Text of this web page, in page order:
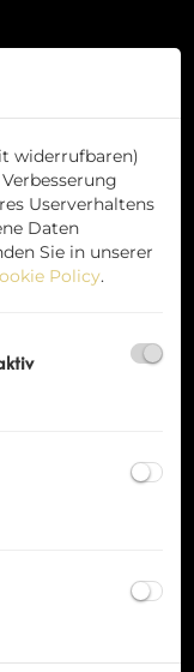
widerrufbaren)
Userverhaltens
Daten
Sie in unserer
Policy.